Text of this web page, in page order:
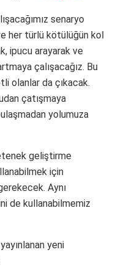
senaryo
her türlü kötülüğün kol
ipucu arayarak ve
çalışacağız. Bu
olanlar da çıkacak.
çatışmaya
yolumuza
geliştirme
için
Aynı
de kullanabilmemiz
yeni